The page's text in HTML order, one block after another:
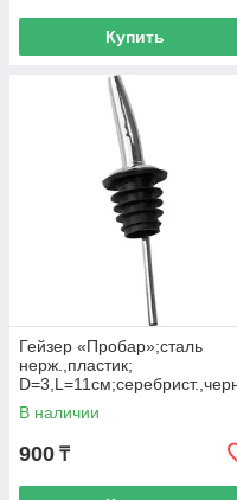
Купить
Гейзер «Пробар»;сталь
нерж.,пластик;
ый
В наличии
900 ₸